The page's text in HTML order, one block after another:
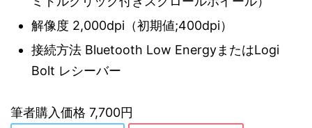
解像度 2,000dpi（初期値;400dpi）
接続方法 Bluetooth Low EnergyまたはLogi
Bolt レシーバー
筆者購入価格 7,700円